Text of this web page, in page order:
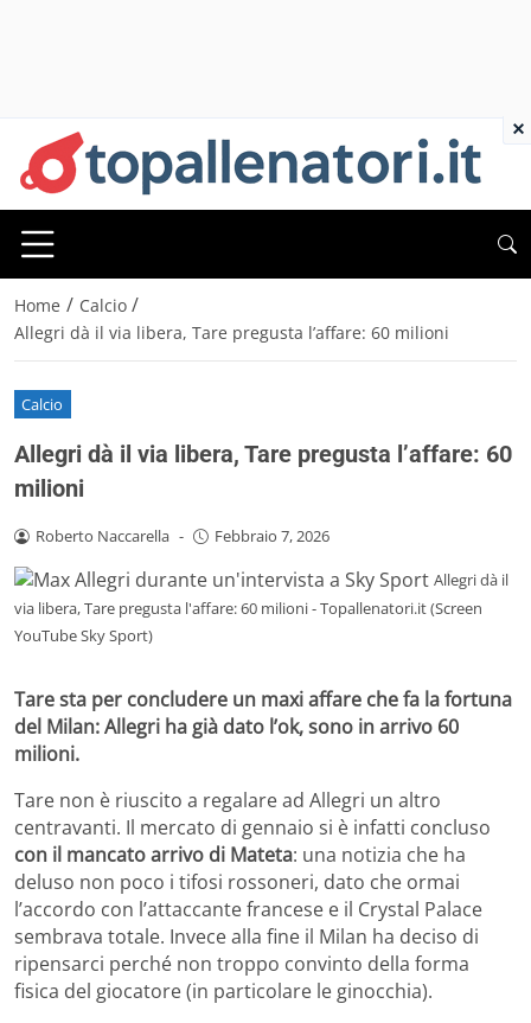
Home / Calcio /
Allegri dà il via libera, Tare pregusta l’affare: 60 milioni
Calcio
Allegri dà il via libera, Tare pregusta l’affare: 60
milioni
Roberto Naccarella - Febbraio 7, 2026
Allegri dà il
via libera, Tare pregusta l'affare: 60 milioni - Topallenatori.it (Screen
YouTube Sky Sport)
Tare sta per concludere un maxi affare che fa la fortuna
del Milan: Allegri ha già dato l’ok, sono in arrivo 60
milioni.
Tare non è riuscito a regalare ad Allegri un altro
centravanti. Il mercato di gennaio si è infatti concluso
con il mancato arrivo di Mateta: una notizia che ha
deluso non poco i tifosi rossoneri, dato che ormai
l’accordo con l’attaccante francese e il Crystal Palace
sembrava totale. Invece alla fine il Milan ha deciso di
ripensarci perché non troppo convinto della forma
fisica del giocatore (in particolare le ginocchia).
×